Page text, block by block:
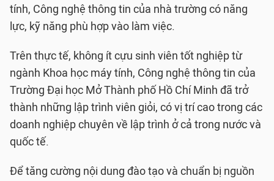
tính, Công nghệ thông tin của nhà trường có năng
lực, kỹ năng phù hợp vào làm việc.
Trên thực tế, không ít cựu sinh viên tốt nghiệp từ
ngành Khoa học máy tính, Công nghệ thông tin của
Trường Đại học Mở Thành phố Hồ Chí Minh đã trở
thành những lập trình viên giỏi, có vị trí cao trong các
doanh nghiệp chuyên về lập trình ở cả trong nước và
quốc tế.
Để tăng cường nội dung đào tạo và chuẩn bị nguồn